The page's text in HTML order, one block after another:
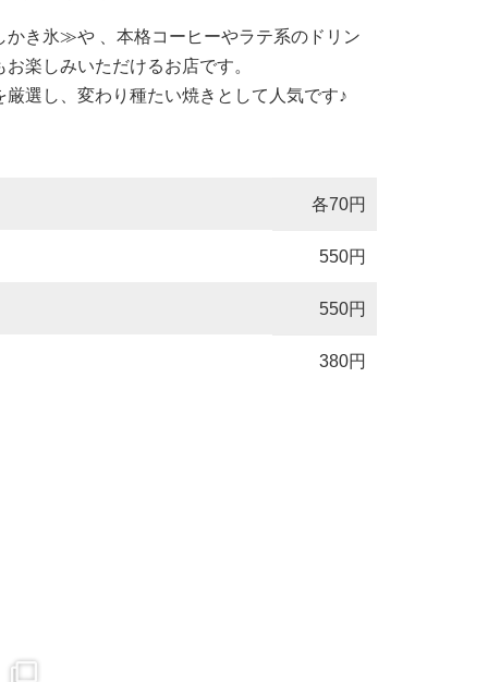
き氷≫や 、本格コーヒーやラテ系のドリン
楽しみいただけるお店です。
選し、変わり種たい焼きとして人気です♪
各70円
550円
550円
380円